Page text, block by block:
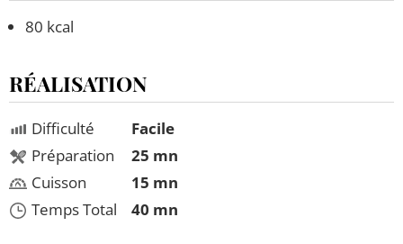
80 kcal
RÉALISATION
Difficulté
Préparation
Cuisson
Temps Total
Facile
25 mn
15 mn
40 mn